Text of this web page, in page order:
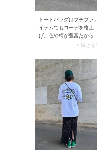
リント / ワンポイント刺繍
ビッグシルエット半袖T
ツ【公式】ZOZOTOWNで
るZOZOTOWN Yahoo!店
見る
トートバッグはプチプラ
イテムでもコーデを格上
げ。色や柄が豊富だから、
自分好みの1点を見つけ
インとしてもエコバッグ
しても使える万能アイテム
なので、手に入れて損は
しです。
> 続きを